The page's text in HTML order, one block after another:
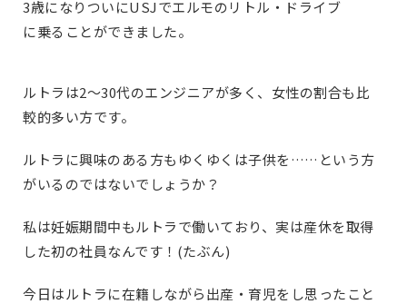
3歳になりついにUSJでエルモのリトル・ドライブ
に乗ることができました。
ルトラは2〜30代のエンジニアが多く、女性の割合も比
較的多い方です。
ルトラに興味のある方もゆくゆくは子供を……という方
がいるのではないでしょうか？
私は妊娠期間中もルトラで働いており、実は産休を取得
した初の社員なんです！(たぶん)
今日はルトラに在籍しながら出産・育児をし思ったこと